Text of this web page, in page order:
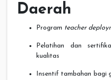
Daerah
Program teacher
Pelatihan dan
kualitas
Insentif tambahan bagi